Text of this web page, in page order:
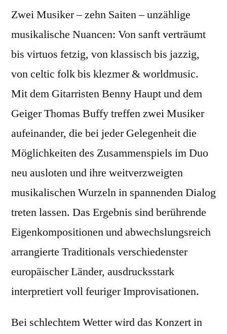
Zwei Musiker – zehn Saiten – unzählige
musikalische Nuancen: Von sanft verträumt
bis virtuos fetzig, von klassisch bis jazzig,
von celtic folk bis klezmer & worldmusic.
Mit dem Gitarristen Benny Haupt und dem
Geiger Thomas Buffy treffen zwei Musiker
aufeinander, die bei jeder Gelegenheit die
Möglichkeiten des Zusammenspiels im Duo
neu ausloten und ihre weitverzweigten
musikalischen Wurzeln in spannenden Dialog
treten lassen. Das Ergebnis sind berührende
Eigenkompositionen und abwechslungsreich
arrangierte Traditionals verschiedenster
europäischer Länder, ausdrucksstark
interpretiert voll feuriger Improvisationen.
Bei schlechtem Wetter wird das Konzert in